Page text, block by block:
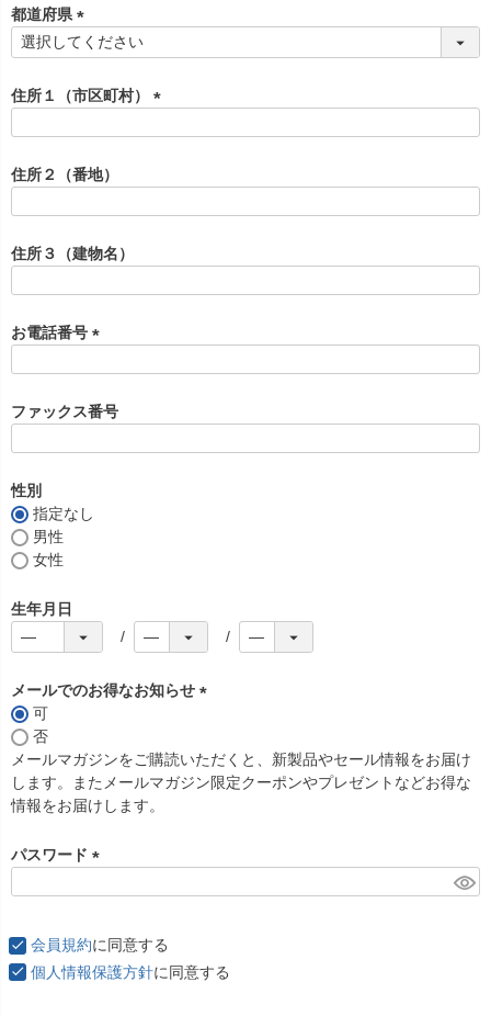
須
)
都道府県
(
須
)
住所１（市区町村）
)
住所２（番地）
住所３（建物名）
お電話番号
須
)
ファックス番号
性別
指定なし
男性
女性
生年月日
メールでのお得なお知らせ
須
)
可
否
メールマガジンをご購読いただくと、新製品やセール情報をお届け
します。またメールマガジン限定クーポンやプレゼントなどお得な
情報をお届けします。
パスワード
)
会員規約に同意する
個人情報保護方針に同意する